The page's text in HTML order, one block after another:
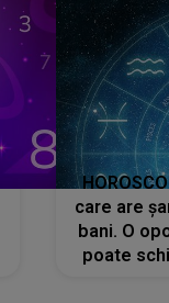
care are
bani. O
poate